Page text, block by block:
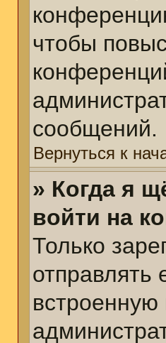
чтобы
сообщений.
Вернуться к
» Когда я
войти на
Только
отправлять